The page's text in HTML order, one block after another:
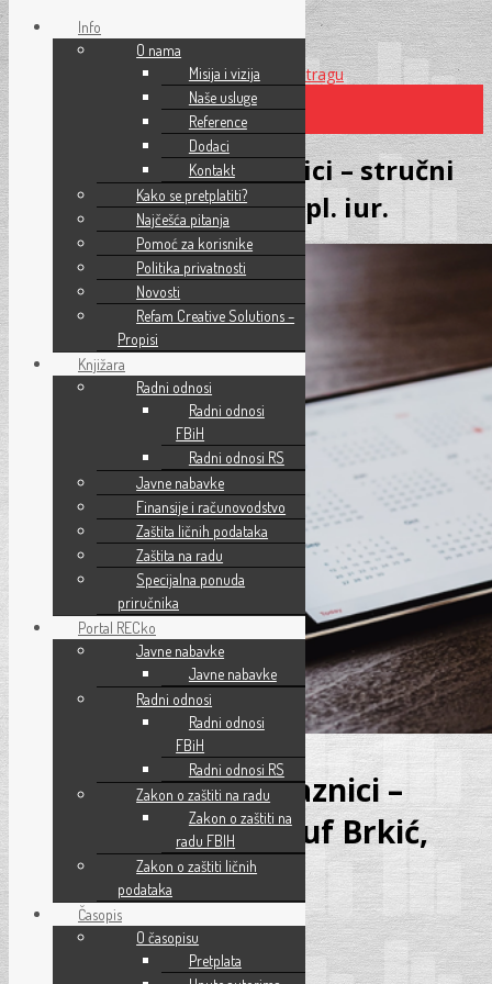
Preskoči na glavni sadržaj Preskoči na pretragu
Državni i vjerski praznici – stručni
članak – Jusuf Brkić, dipl. iur.
Državni i vjerski praznici –
stručni članak – Jusuf Brkić,
dipl. iur.
0 komentar
RADNI ODNOSI FBIH
Saša Kristić
Info
O nama
Misija i vizija
Naše usluge
Reference
Dodaci
Kontakt
Kako se pretplatiti?
Najčešća pitanja
Pomoć za korisnike
Politika privatnosti
Novosti
Refam Creative Solutions –
Propisi
Knjižara
Radni odnosi
Radni odnosi
FBiH
Radni odnosi RS
Javne nabavke
Finansije i računovodstvo
Zaštita ličnih podataka
Zaštita na radu
Specijalna ponuda
priručnika
Portal RECko
Javne nabavke
Javne nabavke
Radni odnosi
Radni odnosi
FBiH
Radni odnosi RS
Zakon o zaštiti na radu
Zakon o zaštiti na
radu FBIH
Zakon o zaštiti ličnih
podataka
Časopis
O časopisu
Pretplata